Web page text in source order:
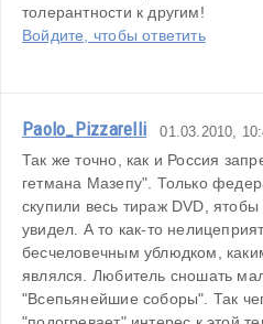
толерантности к другим!
Войдите, чтобы ответить
Paolo_Pizzarelli 01.03.2010,
Так же точно, как и Россия
гетмана Мазепу". Только
скупили весь тираж DVD,
увидел. А то как-то
бесчеловечным ублюдком,
являлся. Любитель сношать
"Всепьянейшие соборы". Так